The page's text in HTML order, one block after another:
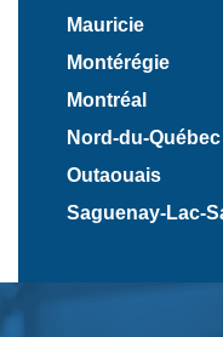
Mauricie
Montérégie
Montréal
Nord-du-Québec
Outaouais
Saguenay-Lac-